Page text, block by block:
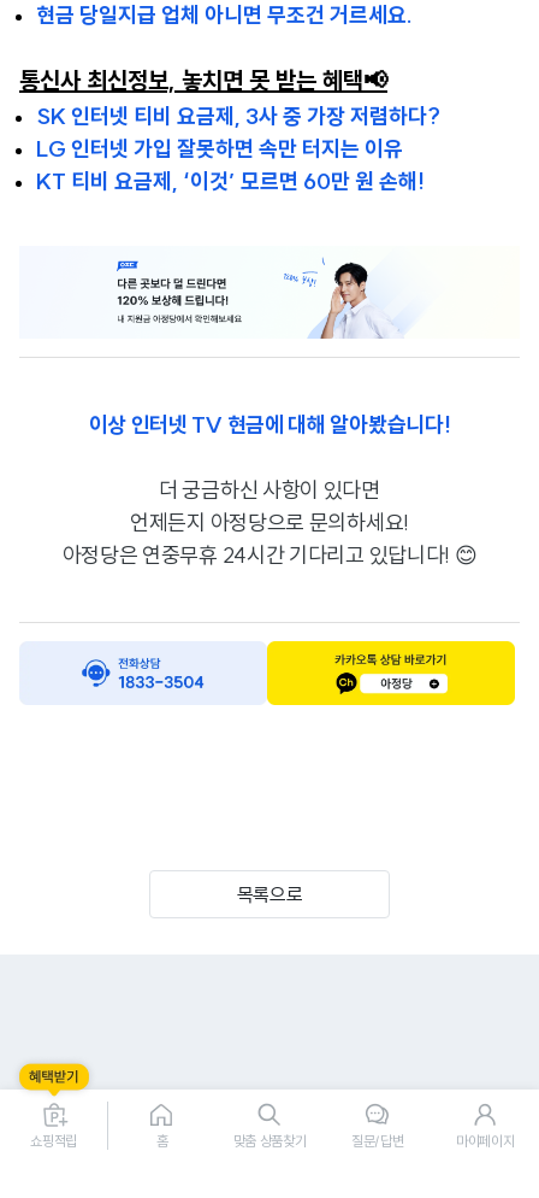
현금 당일지급 업체 아니면 무조건 거르세요.
통신사 최신정보, 놓치면 못 받는 혜택📢
SK 인터넷 티비 요금제, 3사 중 가장 저렴하다?
LG 인터넷 가입 잘못하면 속만 터지는 이유
KT 티비 요금제, ‘이것’ 모르면 60만 원 손해!
이상 인터넷 TV 현금에 대해 알아봤습니다!
더 궁금하신 사항이 있다면
언제든지 아정당으로 문의하세요!
아정당은 연중무휴 24시간 기다리고 있답니다! 😊
목록으로
쇼핑적립 홈 맞춤 상품찾기 질문/답변 마이페이지